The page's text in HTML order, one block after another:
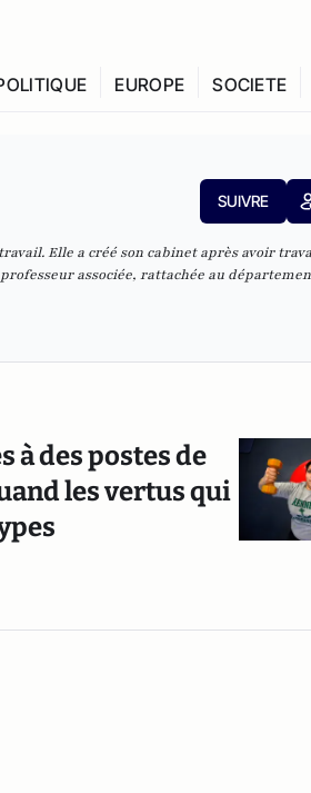
EUROPE SOCIETE
SUIVRE
Elle a créé son cabinet après avoir
associée, rattachée au
à des postes de
les vertus qui